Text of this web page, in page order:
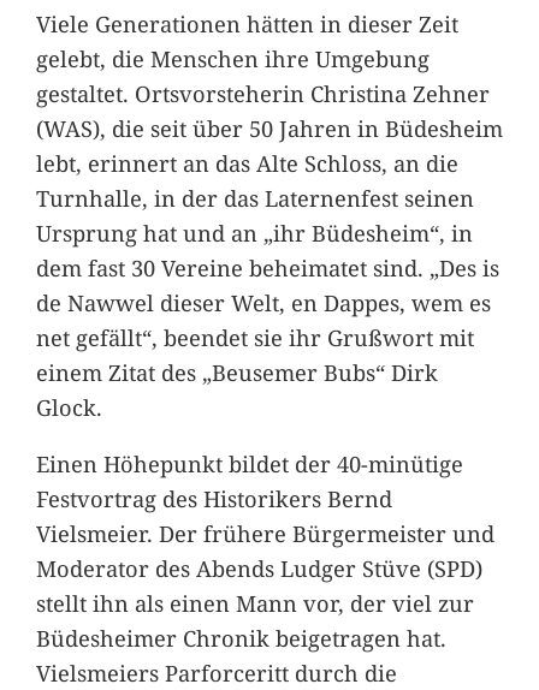
Viele Generationen hätten in dieser Zeit
gelebt, die Menschen ihre Umgebung
gestaltet. Ortsvorsteherin Christina Zehner
(WAS), die seit über 50 Jahren in Büdesheim
lebt, erinnert an das Alte Schloss, an die
Turnhalle, in der das Laternenfest seinen
Ursprung hat und an „ihr Büdesheim“, in
dem fast 30 Vereine beheimatet sind. „Des is
de Nawwel dieser Welt, en Dappes, wem es
net gefällt“, beendet sie ihr Grußwort mit
einem Zitat des „Beusemer Bubs“ Dirk
Glock.
Einen Höhepunkt bildet der 40-minütige
Festvortrag des Historikers Bernd
Vielsmeier. Der frühere Bürgermeister und
Moderator des Abends Ludger Stüve (SPD)
stellt ihn als einen Mann vor, der viel zur
Büdesheimer Chronik beigetragen hat.
Vielsmeiers Parforceritt durch die